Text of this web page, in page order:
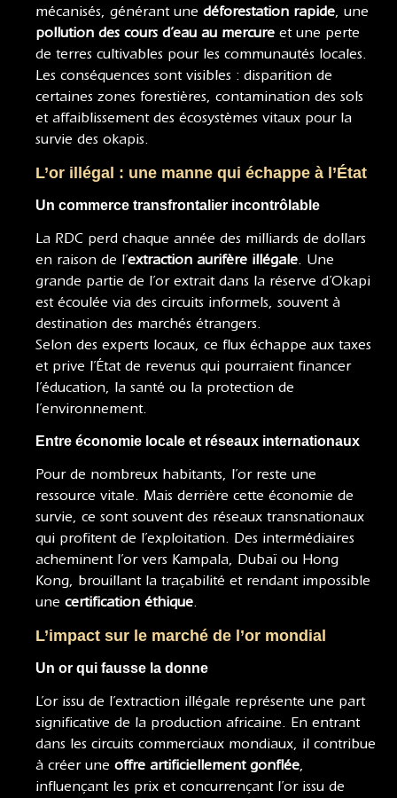
mécanisés, générant une déforestation rapide, une
pollution des cours d’eau au mercure et une perte
de terres cultivables pour les communautés locales.
Les conséquences sont visibles : disparition de
certaines zones forestières, contamination des sols
et affaiblissement des écosystèmes vitaux pour la
survie des okapis.
L’or illégal : une manne qui échappe à l’État
Un commerce transfrontalier incontrôlable
La RDC perd chaque année des milliards de dollars
en raison de l’extraction aurifère illégale. Une
grande partie de l’or extrait dans la réserve d’Okapi
est écoulée via des circuits informels, souvent à
destination des marchés étrangers.
Selon des experts locaux, ce flux échappe aux taxes
et prive l’État de revenus qui pourraient financer
l’éducation, la santé ou la protection de
l’environnement.
Entre économie locale et réseaux internationaux
Pour de nombreux habitants, l’or reste une
ressource vitale. Mais derrière cette économie de
survie, ce sont souvent des réseaux transnationaux
qui profitent de l’exploitation. Des intermédiaires
acheminent l’or vers Kampala, Dubaï ou Hong
Kong, brouillant la traçabilité et rendant impossible
une certification éthique.
L’impact sur le marché de l’or mondial
Un or qui fausse la donne
L’or issu de l’extraction illégale représente une part
significative de la production africaine. En entrant
dans les circuits commerciaux mondiaux, il contribue
à créer une offre artificiellement gonflée,
influençant les prix et concurrençant l’or issu de